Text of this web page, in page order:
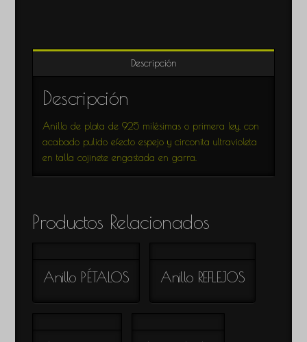
Descripción
Descripción
Anillo de plata de 925 milésimas o primera ley, con
acabado pulido efecto espejo y circonita ultravioleta
en talla cojinete engastada en garra.
Productos Relacionados
Anillo PÉTALOS Anillo REFLEJOS